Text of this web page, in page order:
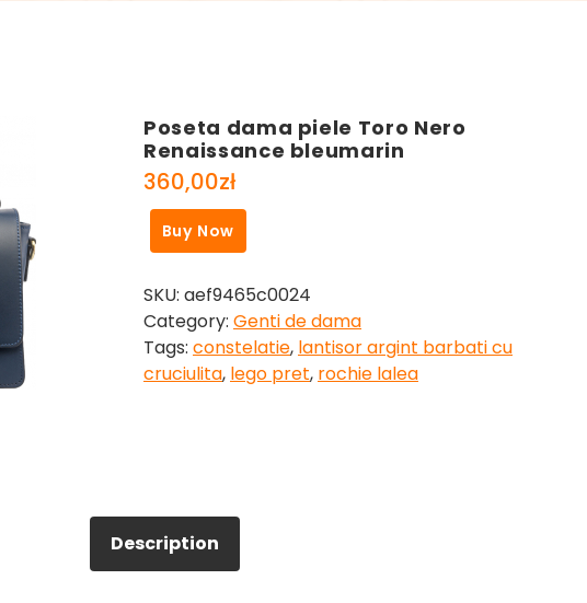
Poseta dama piele Toro Nero
Renaissance bleumarin
360,00zł
Buy Now
SKU: aef9465c0024
Category: Genti de dama
Tags: constelatie, lantisor argint barbati cu
cruciulita, lego pret, rochie lalea
Description